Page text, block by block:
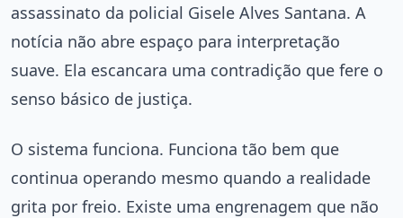
assassinato da policial Gisele Alves Santana. A
notícia não abre espaço para interpretação
suave. Ela escancara uma contradição que fere o
senso básico de justiça.
O sistema funciona. Funciona tão bem que
continua operando mesmo quando a realidade
grita por freio. Existe uma engrenagem que não